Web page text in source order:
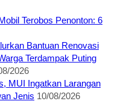
Terobos Penonton: 6
Bantuan Renovasi
Terdampak Puting
2026
MUI Ingatkan Larangan
Jenis 10/08/2026